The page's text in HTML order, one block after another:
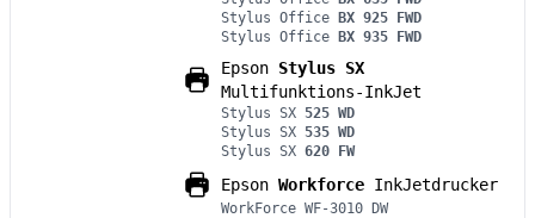
Stylus Office BX 925 FWD
Stylus Office BX 935 FWD
Epson Stylus SX
Multifunktions-InkJet
Stylus SX 525 WD
Stylus SX 535 WD
Stylus SX 620 FW
Epson Workforce InkJetdrucker
WorkForce WF-3010 DW